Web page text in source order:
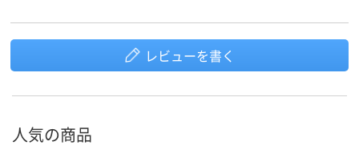
レビューを書く
人気の商品